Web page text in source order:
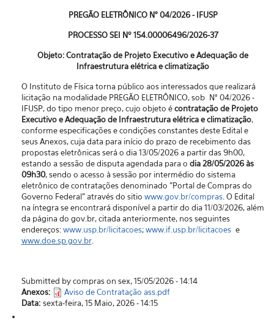
PREGÃO ELETRÔNICO N° 04/2026 - IFUSP
PROCESSO SEI Nº 154.00006496/2026-37
Objeto: Contratação de Projeto Executivo e Adequação de
Infraestrutura elétrica e climatização
O Instituto de Física torna público aos interessados que realizará
licitação na modalidade PREGÃO ELETRÔNICO, sob N° 04/2026 -
IFUSP, do tipo menor preço, cujo objeto écontratação de Projeto
Executivo e Adequação de Infraestrutura elétrica e climatização,
conforme especificações e condições constantes deste Edital e
seus Anexos, cuja data para início do prazo de recebimento das
propostas eletrônicas será o dia 13/05/2026 a partir das 9h00,
estando a sessão de disputa agendada para o dia 28/05/2026 às
09h30, sendo o acesso à sessão por intermédio do sistema
eletrônico de contratações denominado "Portal de Compras do
Governo Federal” através do sitio www.gov.br/compras. O Edital
na íntegra se encontrará disponível a partir do dia 11/03/2026, além
da página do gov.br, citada anteriormente, nos seguintes
endereços:www.usp.br/licitacoes;www.if.usp.br/licitacoese
www.doe.sp.gov.br.
Submitted by compras on sex, 15/05/2026 - 14:14
Anexos:
Aviso de Contratação ass.pdf
Data: sexta-feira, 15 Maio, 2026 - 14:15